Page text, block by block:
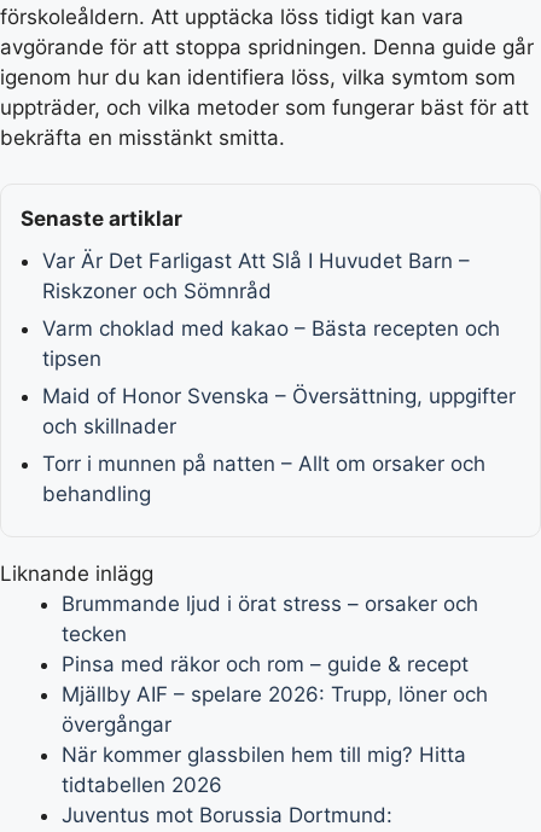
förskoleåldern. Att upptäcka löss tidigt kan vara
avgörande för att stoppa spridningen. Denna guide går
igenom hur du kan identifiera löss, vilka symtom som
uppträder, och vilka metoder som fungerar bäst för att
bekräfta en misstänkt smitta.
Senaste artiklar
Var Är Det Farligast Att Slå I Huvudet Barn –
Riskzoner och Sömnråd
Varm choklad med kakao – Bästa recepten och
tipsen
Maid of Honor Svenska – Översättning, uppgifter
och skillnader
Torr i munnen på natten – Allt om orsaker och
behandling
Liknande inlägg
Brummande ljud i örat stress – orsaker och
tecken
Pinsa med räkor och rom – guide & recept
Mjällby AIF – spelare 2026: Trupp, löner och
övergångar
När kommer glassbilen hem till mig? Hitta
tidtabellen 2026
Juventus mot Borussia Dortmund: